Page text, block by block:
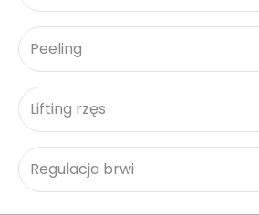
Peeling
Lifting rzęs
Regulacja brwi